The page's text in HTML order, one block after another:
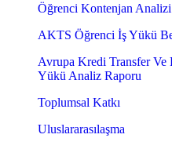
Öğrenci Kontenjan Analizi
AKTS Öğrenci İş Yükü
Avrupa Kredi Transfer
Yükü Analiz Raporu
Toplumsal Katkı
Uluslararasılaşma